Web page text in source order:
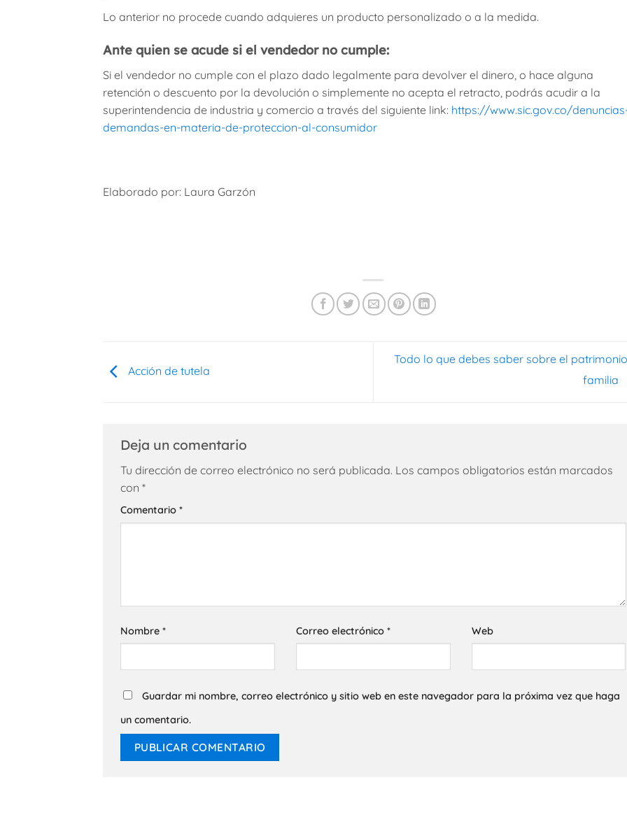
Lo anterior no procede cuando adquieres un producto personalizado o a la medida.
Ante quien se acude si el vendedor no cumple:
Si el vendedor no cumple con el plazo dado legalmente para devolver el dinero, o hace alguna
retención o descuento por la devolución o simplemente no acepta el retracto, podrás acudir a la
superintendencia de industria y comercio a través del siguiente link: https://www.sic.gov.co/
demandas-en-materia-de-proteccion-al-consumidor
Elaborado por: Laura Garzón
Acción de tutela
Todo lo que debes saber sobre el
familia
Deja un comentario
Tu dirección de correo electrónico no será publicada. Los campos obligatorios están marcados
con *
Comentario *
Nombre * Correo electrónico * Web
Guardar mi nombre, correo electrónico y sitio web en este navegador para la próxima vez que haga
un comentario.